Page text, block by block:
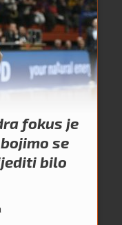
fokus je
se
bilo